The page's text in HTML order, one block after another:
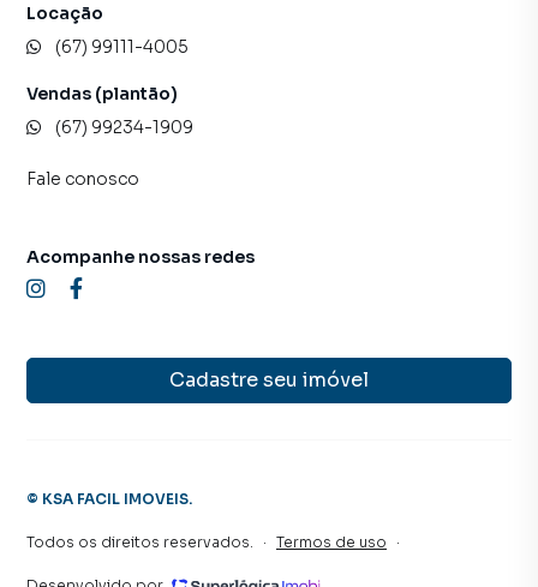
Locação
(67) 99111-4005
Vendas (plantão)
(67) 99234-1909
Fale conosco
Cadastre seu imóvel
Acompanhe nossas redes
© KSA FACIL IMOVEIS.
Todos os direitos reservados. · Termos de uso ·